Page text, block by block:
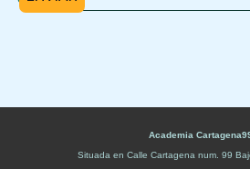
Academia
Situada en Calle Cartagena num. 99